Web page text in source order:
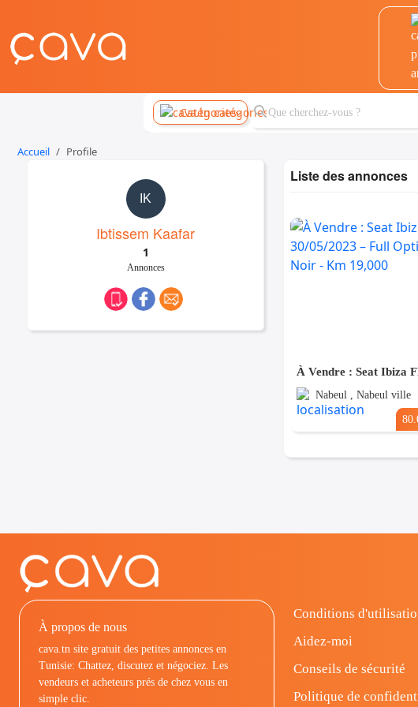
Catégories
Accueil Profile
IK
Ibtissem Kaafar
1
Annonces
Liste des annonces
Nabeul , Nabeul ville
À propos de nous
cava.tn site gratuit des petites annonces en
Tunisie: Chattez, discutez et négociez. Les
vendeurs et acheteurs prés de chez vous en
simple clic.
Conditions
Aidez-moi
Conseils de sécurité
Politique de